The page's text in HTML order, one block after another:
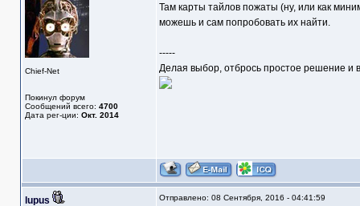
Chief-Net
Покинул форум
Сообщений всего: 4700
Дата рег-ции: Окт. 2014
Там карты тайлов пожаты (ну, или как
можешь и сам попробовать их найти.
-----
Делая выбор, отбрось простое решение и
lupus Отправлено: 08 Сентября, 2016 - 04:41:59